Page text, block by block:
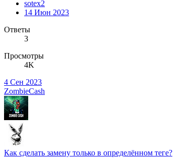
sotex2
14 Июн 2023
Ответы
3
Просмотры
4K
4 Сен 2023
ZombieCash
Как сделать замену только в определённом теге?